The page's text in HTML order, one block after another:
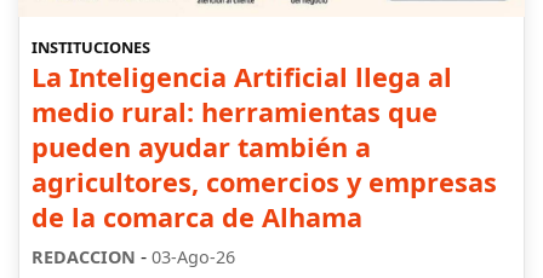
INSTITUCIONES
La Inteligencia Artificial llega al
medio rural: herramientas que
pueden ayudar también a
agricultores, comercios y empresas
de la comarca de Alhama
REDACCION - 03-Ago-26